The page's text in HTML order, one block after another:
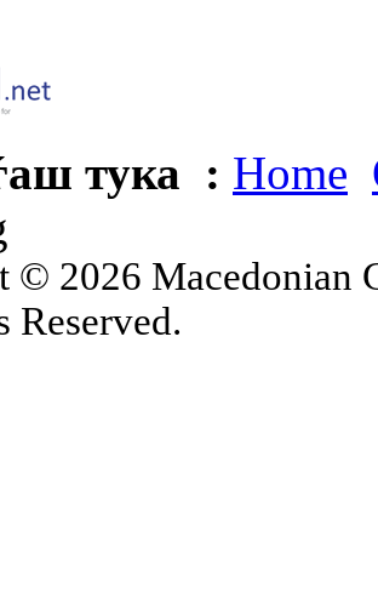
тука : Home
© 2026 Macedonian
Reserved.